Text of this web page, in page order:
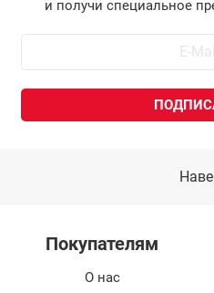
и получи специальное
Покупателям
О нас